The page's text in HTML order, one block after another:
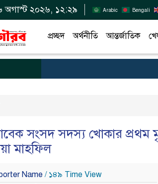
অগাস্ট ২০২৬, ১২:২৯ Arabic Bengali
প্রচ্ছদ অর্থনীতি আন্তর্জাতিক
সাবেক সংসদ সদস্য খোকার প্রথম
মাহফিল
Name / ১৪৯ Time View